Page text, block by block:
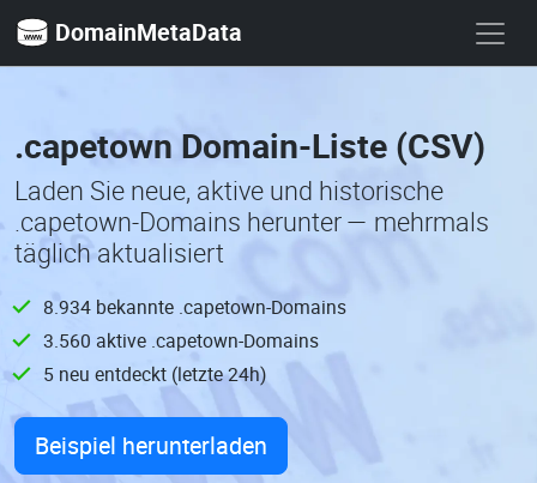
DomainMetaData
.capetown Domain-Liste (CSV)
Laden Sie neue, aktive und historische
.capetown-Domains herunter — mehrmals
täglich aktualisiert
8.934 bekannte .capetown-Domains
3.560 aktive .capetown-Domains
5 neu entdeckt (letzte 24h)
Beispiel herunterladen